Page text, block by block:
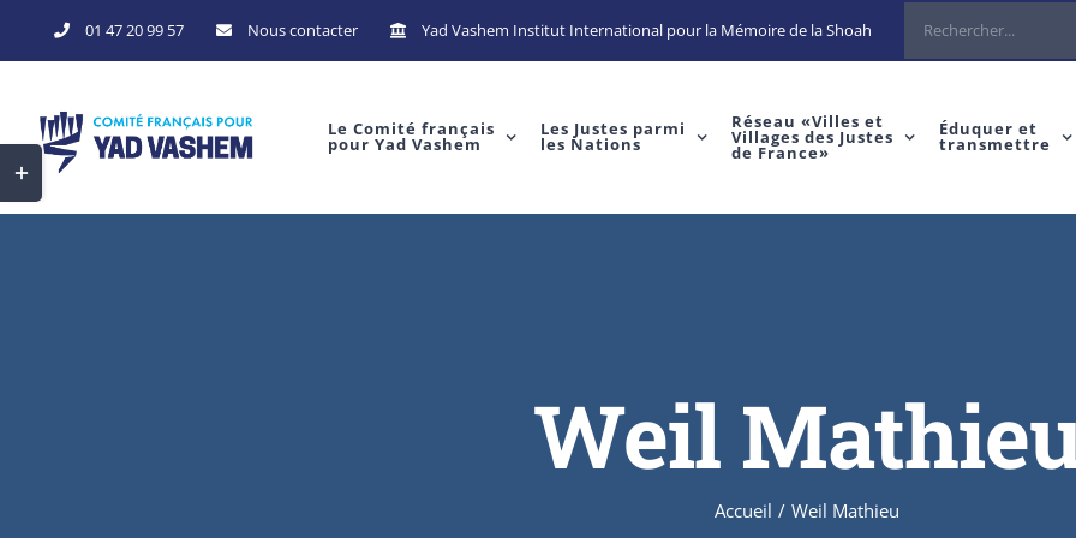
to
01 47 20 99 57 Nous contacter Yad Vashem Institut International pour la Mémoire de la Shoah Rechercher
Le Comité français
pour Yad Vashem
Les Justes parmi
les Nations
Réseau «Villes et
Villages des Justes
de France»
Éduquer et
transmettre
Weil
Accueil / Weil Mathieu
Toggle
Sliding